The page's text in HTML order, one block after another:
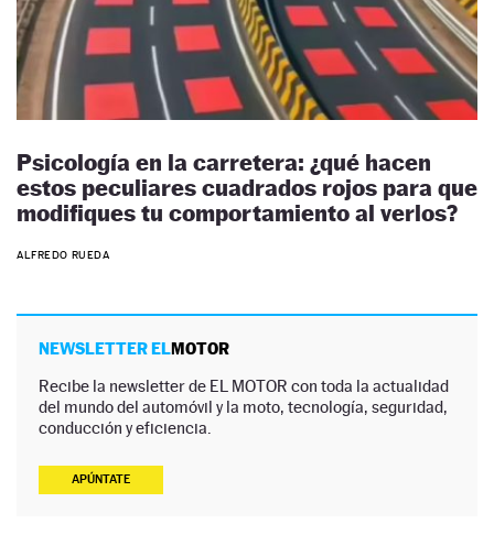
Psicología en la carretera: ¿qué hacen
estos peculiares cuadrados rojos para que
modifiques tu comportamiento al verlos?
ALFREDO RUEDA
NEWSLETTER ELMOTOR
Recibe la newsletter de EL MOTOR con toda la actualidad
del mundo del automóvil y la moto, tecnología, seguridad,
conducción y eficiencia.
APÚNTATE